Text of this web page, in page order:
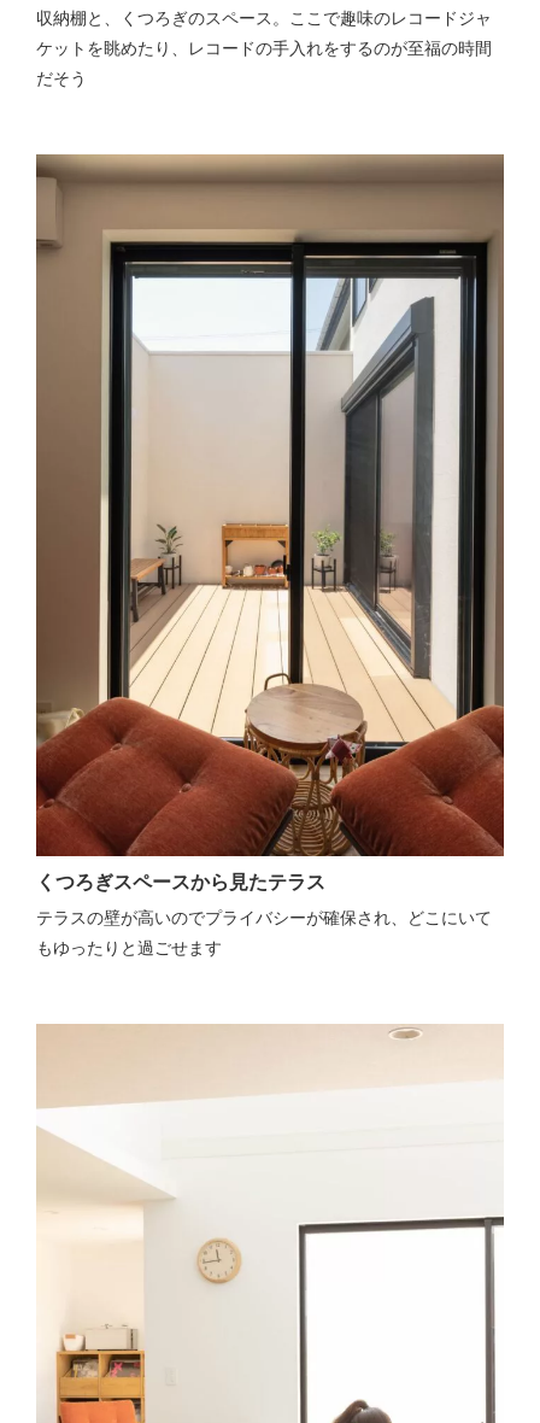
収納棚と、くつろぎのスペース。ここで趣味のレコードジャ
ケットを眺めたり、レコードの手入れをするのが至福の時間
だそう
くつろぎスペースから見たテラス
テラスの壁が高いのでプライバシーが確保され、どこにいて
もゆったりと過ごせます